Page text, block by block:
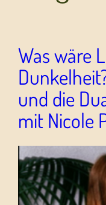
Was wäre
und die
mit Nicole